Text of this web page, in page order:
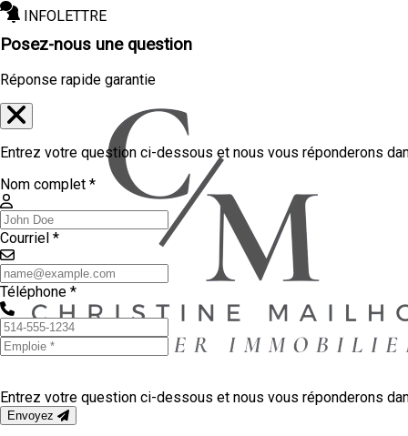
INFOLETTRE
Posez-nous une question
Réponse rapide garantie
Entrez votre question ci-dessous et nous vous réponderons
Nom complet *
Courriel *
Téléphone *
Entrez votre question ci-dessous et nous vous réponderons
Envoyez